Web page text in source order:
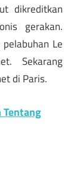
dikreditkan
gerakan.
Le
Sekarang
di Paris.
Tentang